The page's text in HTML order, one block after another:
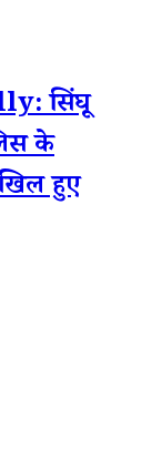
सिंघू
के
हुए